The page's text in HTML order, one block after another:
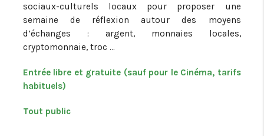
sociaux-culturels locaux pour proposer une
semaine de réflexion autour des moyens
d’échanges : argent, monnaies locales,
cryptomonnaie, troc …
Entrée libre et gratuite (sauf pour le Cinéma, tarifs
habituels)
Tout public